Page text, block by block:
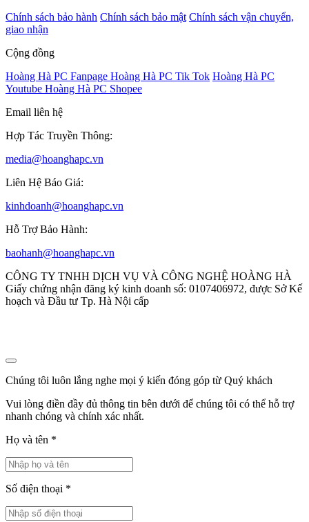
Chính sách bảo hành Chính sách bảo mật Chính sách vận chuyển,
giao nhận
Cộng đồng
Hoàng Hà PC Fanpage Hoàng Hà PC Tik Tok Hoàng Hà PC
Youtube Hoàng Hà PC Shopee
Email liên hệ
Hợp Tác Truyền Thông:
media@hoanghapc.vn
Liên Hệ Báo Giá:
kinhdoanh@hoanghapc.vn
Hỗ Trợ Bảo Hành:
baohanh@hoanghapc.vn
CÔNG TY TNHH DỊCH VỤ VÀ CÔNG NGHỆ HOÀNG HÀ
Giấy chứng nhận đăng ký kinh doanh số: 0107406972, được Sở Kế
hoạch và Đầu tư Tp. Hà Nội cấp
Chúng tôi luôn lắng nghe mọi ý kiến đóng góp từ Quý khách
Vui lòng điền đầy đủ thông tin bên dưới để chúng tôi có thể hỗ trợ
nhanh chóng và chính xác nhất.
Họ và tên *
Số điện thoại *